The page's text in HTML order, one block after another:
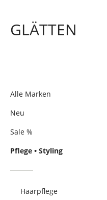
GLÄTTEN
Alle Marken
Neu
Sale %
Pflege • Styling
Haarpflege